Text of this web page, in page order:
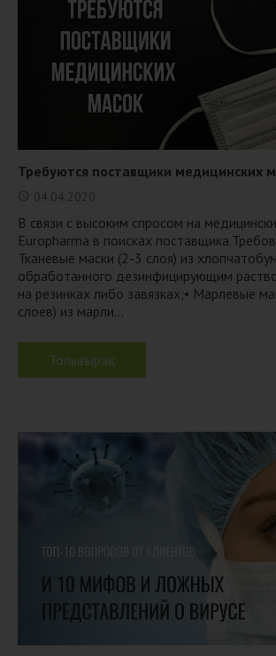
Требуются поставщики медицинских
04.04.2020
В связи с высоким спросом на
Europharma в поисках
Тканевые маски (2-3 слоя) из
обработанного дезинфицирующим
на резинках либо завязках;• Марлевые
слоев) из марли...
Толығырақ